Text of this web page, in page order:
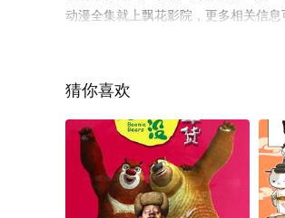
动漫全集就上飘花影院，更多相关信
猜你喜欢